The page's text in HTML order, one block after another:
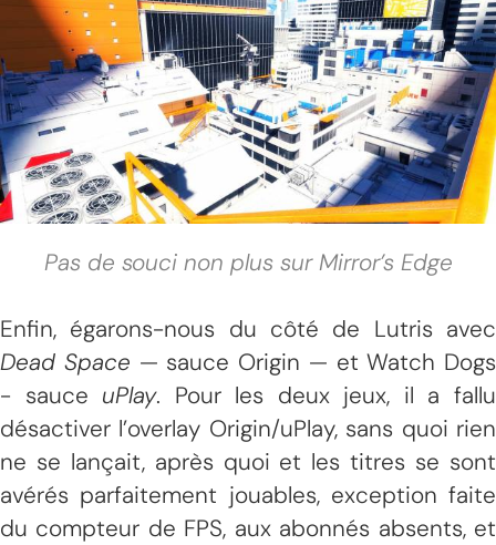
Pas de souci non plus sur Mirror’s Edge
Enfin, égarons-nous du côté de Lutris avec
Dead Space — sauce Origin — et Watch Dogs
- sauce uPlay. Pour les deux jeux, il a fallu
désactiver l’overlay Origin/uPlay, sans quoi rien
ne se lançait, après quoi et les titres se sont
avérés parfaitement jouables, exception faite
du compteur de FPS, aux abonnés absents, et